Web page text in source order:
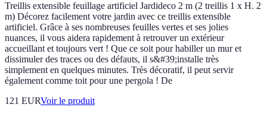
Treillis extensible feuillage artificiel Jardideco 2 m (2 treillis 1 x H. 2
m) Décorez facilement votre jardin avec ce treillis extensible
artificiel. Grâce à ses nombreuses feuilles vertes et ses jolies
nuances, il vous aidera rapidement à retrouver un extérieur
accueillant et toujours vert ! Que ce soit pour habiller un mur et
dissimuler des traces ou des défauts, il s&#39;installe très
simplement en quelques minutes. Très décoratif, il peut servir
également comme toit pour une pergola ! De
121 EURVoir le produit